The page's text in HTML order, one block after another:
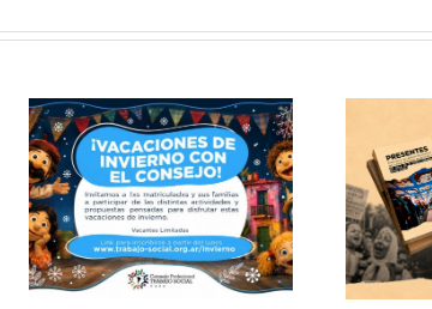
Publicación: Archivo
documental del Consejo
de Trabajo Social CABA